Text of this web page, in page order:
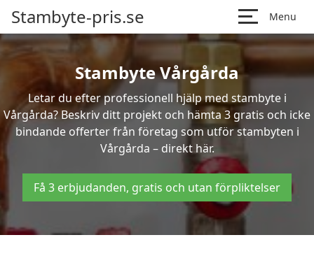
Stambyte-pris.se Menu
Stambyte Vårgårda
Letar du efter professionell hjälp med stambyte i
Vårgårda? Beskriv ditt projekt och hämta 3 gratis och icke
bindande offerter från företag som utför stambyten i
Vårgårda – direkt här.
Få 3 erbjudanden, gratis och utan förpliktelser